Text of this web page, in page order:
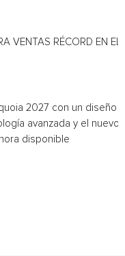
VENTAS RÉCORD EN EL
2027 con un diseño
avanzada y el nuevo
disponible